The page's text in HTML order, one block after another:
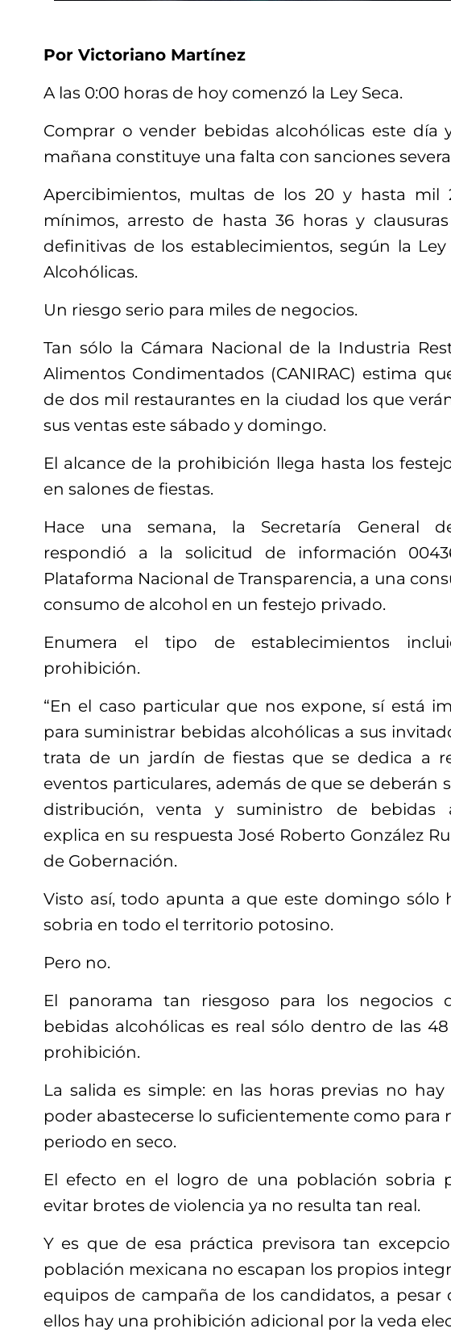
Por Victoriano Martínez
A las 0:00 horas de hoy comenzó la Ley Seca.
Comprar o vender bebidas alcohólicas este día
mañana constituye una falta con sanciones
Apercibimientos, multas de los 20 y hasta mil
mínimos, arresto de hasta 36 horas y
definitivas de los establecimientos, según la
Alcohólicas.
Un riesgo serio para miles de negocios.
Tan sólo la Cámara Nacional de la Industria
Alimentos Condimentados (CANIRAC) estima
de dos mil restaurantes en la ciudad los que
sus ventas este sábado y domingo.
El alcance de la prohibición llega hasta los
en salones de fiestas.
Hace una semana, la Secretaría General
respondió a la solicitud de información
Plataforma Nacional de Transparencia, a una
consumo de alcohol en un festejo privado.
Enumera el tipo de establecimientos
prohibición.
“En el caso particular que nos expone, sí está
para suministrar bebidas alcohólicas a sus
trata de un jardín de fiestas que se dedica a
eventos particulares, además de que se deberán
distribución, venta y suministro de bebidas
explica en su respuesta José Roberto González
de Gobernación.
Visto así, todo apunta a que este domingo sólo
sobria en todo el territorio potosino.
Pero no.
El panorama tan riesgoso para los negocios
bebidas alcohólicas es real sólo dentro de las
prohibición.
La salida es simple: en las horas previas no hay
poder abastecerse lo suficientemente como para
periodo en seco.
El efecto en el logro de una población sobria
evitar brotes de violencia ya no resulta tan real.
Y es que de esa práctica previsora tan
población mexicana no escapan los propios
equipos de campaña de los candidatos, a pesar
ellos hay una prohibición adicional por la veda